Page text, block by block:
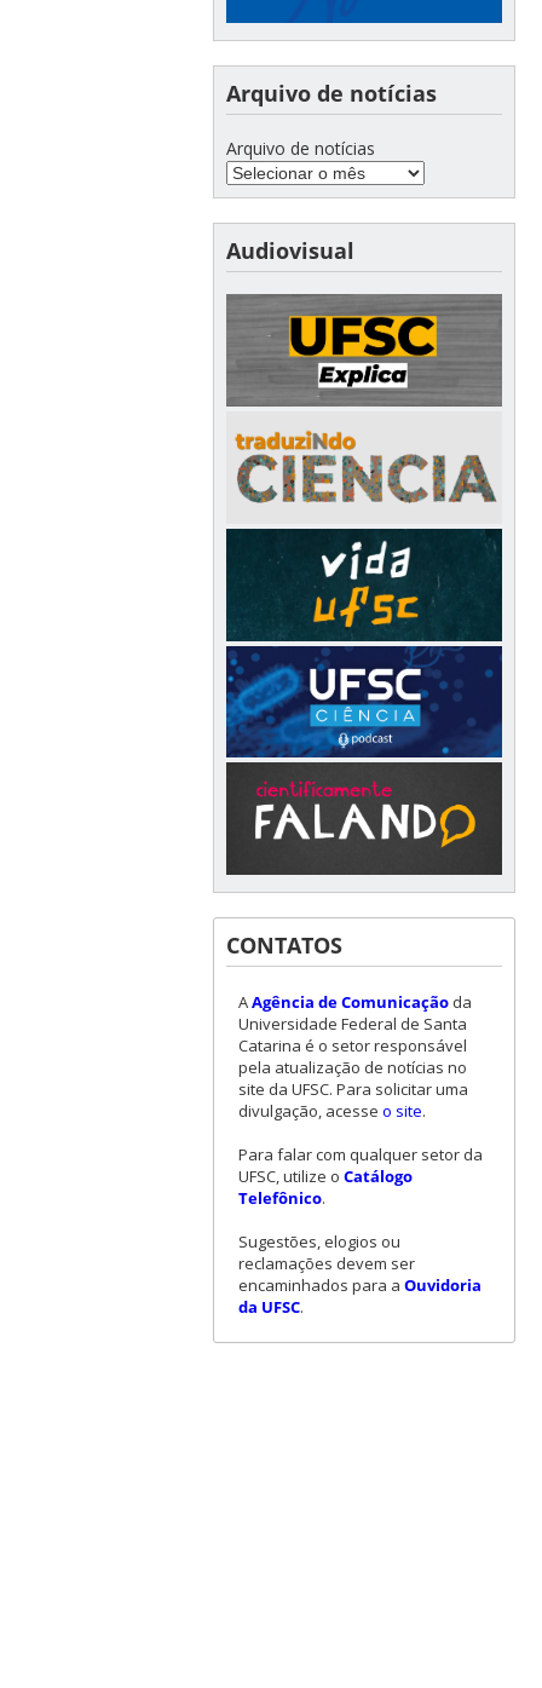
Arquivo de notícias
Arquivo de notícias
Audiovisual
CONTATOS
AAgência de Comunicaçãoda
Universidade Federal de Santa
Catarina é o setor responsável
pela atualização de notícias no
site da UFSC. Para solicitar uma
divulgação, acesse o site.
Para falar com qualquer setor da
UFSC, utilize o Catálogo
Telefônico.
Sugestões, elogios ou
reclamações devem ser
encaminhados para a Ouvidoria
da UFSC.